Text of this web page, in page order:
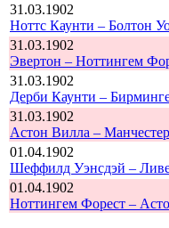
31.03.1902
Ноттс Каунти – Болтон
31.03.1902
Эвертон – Ноттингем
31.03.1902
Дерби Каунти –
31.03.1902
Астон Вилла –
01.04.1902
Шеффилд Уэнсдэй –
01.04.1902
Ноттингем Форест –